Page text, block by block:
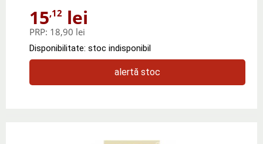
15,12 lei
PRP: 18,90 lei
Disponibilitate: stoc indisponibil
alertă stoc